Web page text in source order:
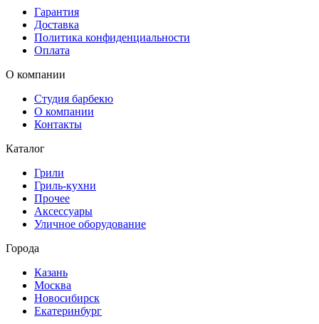
Гарантия
Доставка
Политика конфиденциальности
Оплата
О компании
Студия барбекю
О компании
Контакты
Каталог
Грили
Гриль-кухни
Прочее
Аксессуары
Уличное оборудование
Города
Казань
Москва
Новосибирск
Екатеринбург